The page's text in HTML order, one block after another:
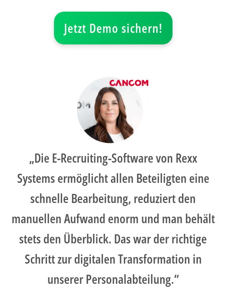
Jetzt Demo sichern!
„Die E-Recruiting-Software von Rexx
Systems ermöglicht allen Beteiligten eine
schnelle Bearbeitung, reduziert den
manuellen Aufwand enorm und man behält
stets den Überblick. Das war der richtige
Schritt zur digitalen Transformation in
unserer Personalabteilung.“